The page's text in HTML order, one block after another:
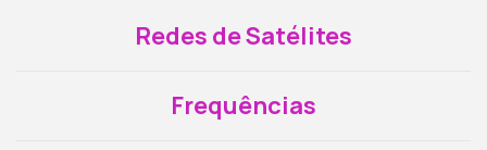
Redes de Satélites
Frequências